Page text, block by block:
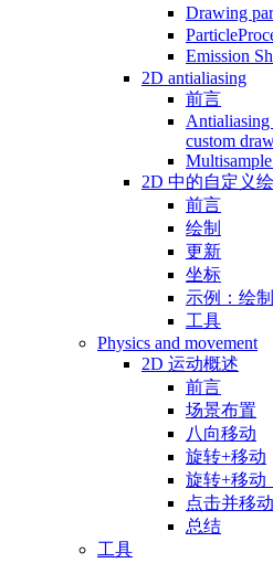
Drawing
Emission
2D antialiasing
前言
custom
2D 中的自定义
前言
绘制
更新
坐标
示例：绘
工具
Physics and movement
2D 运动概述
前言
场景布置
八向移动
旋转+移动
旋转+移动
点击并移动
总结
工具